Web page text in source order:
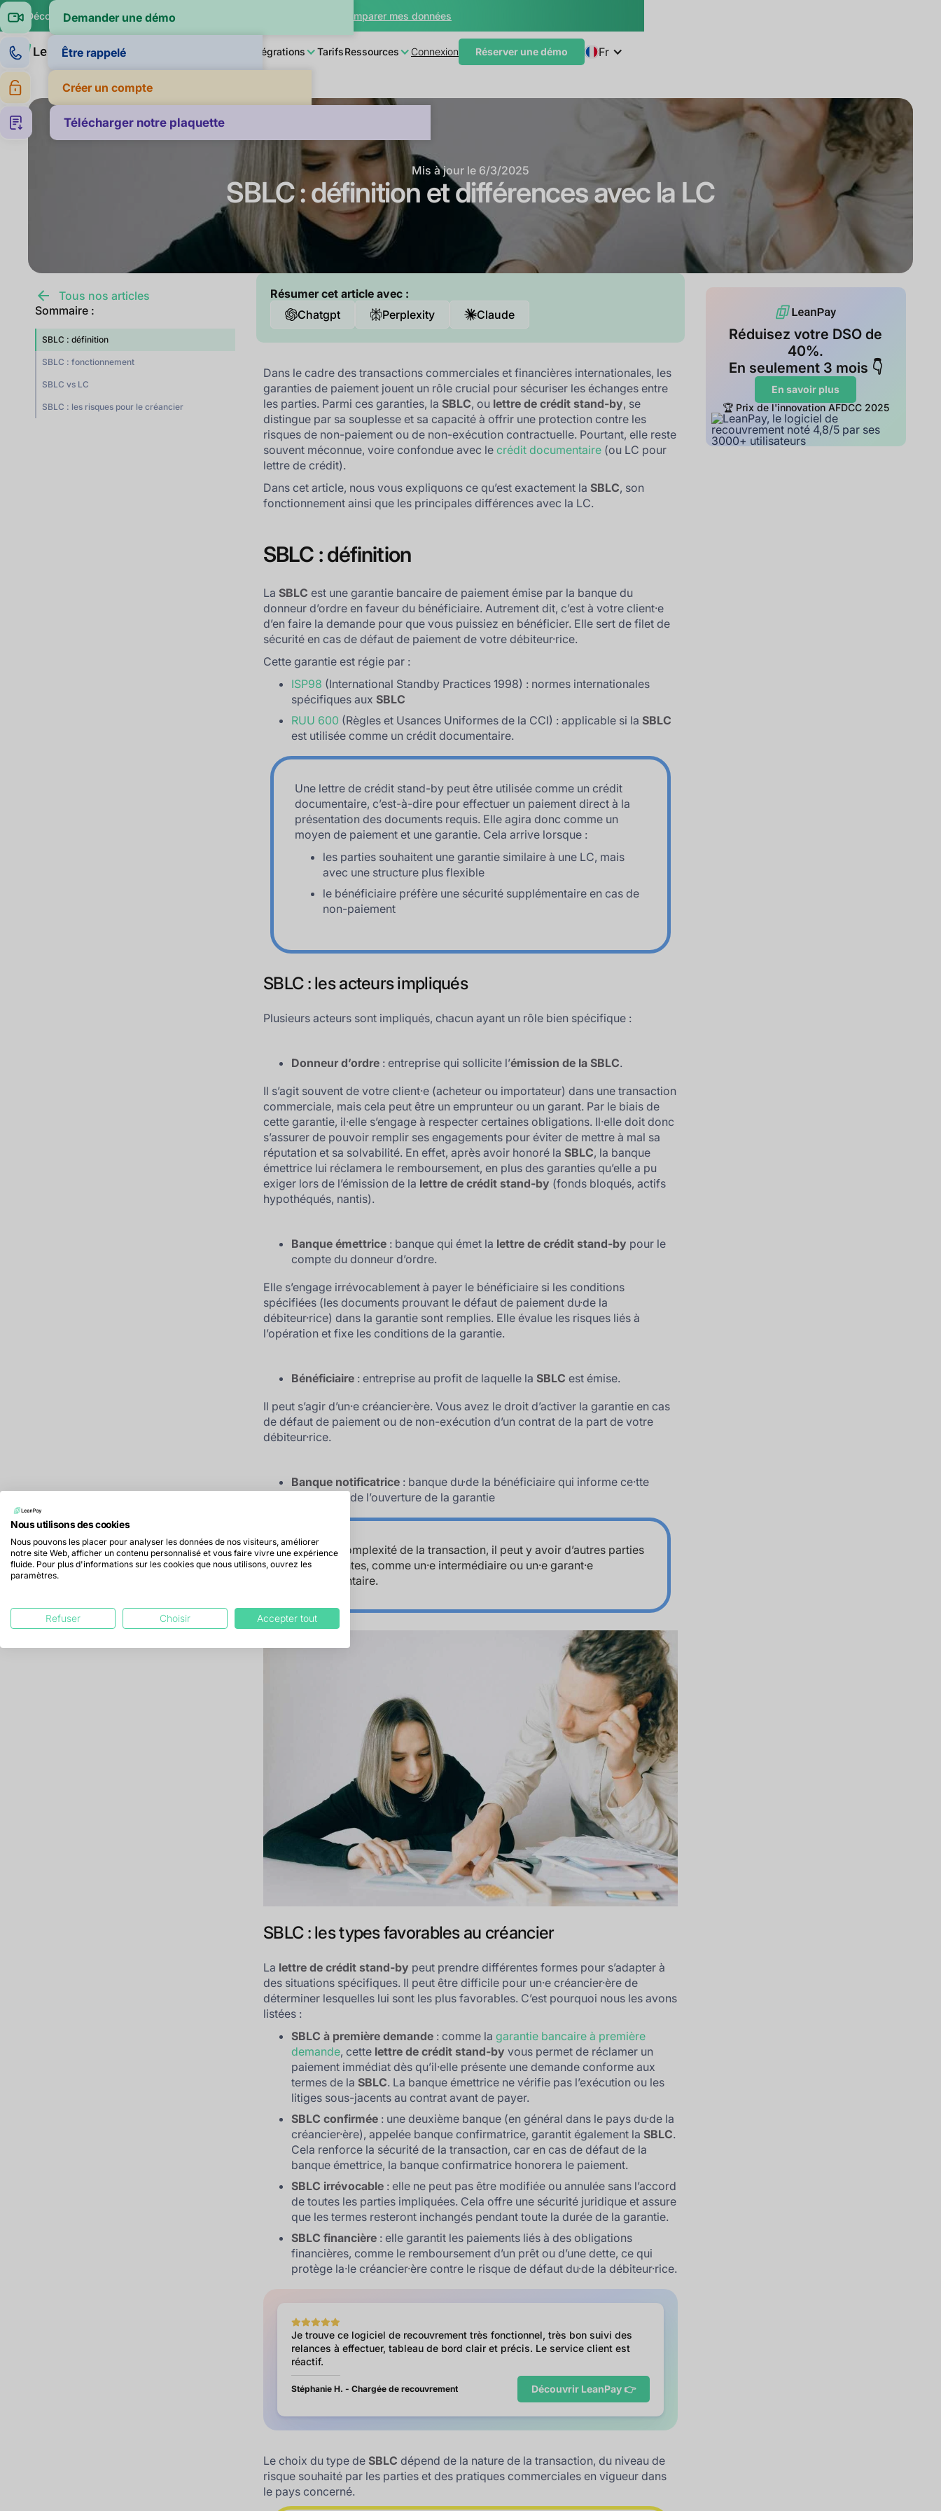
🔍 Découvrez si vos clients paient dans la moyenne de leur secteur Comparer mes données
Produit Intégrations TarifsRessources Connexion Réserver une démo Fr
Demander une démo
Être rappelé
Créer un compte
Télécharger notre plaquette
Mis à jour le 6/3/2025
SBLC : définition et différences avec la LC
Tous nos articles
Sommaire :
SBLC : définition
SBLC : fonctionnement
SBLC vs LC
SBLC : les risques pour le créancier
Résumer cet article avec :
Chatgpt
Perplexity Claude
Dans le cadre des transactions commerciales et financières internationales, les
garanties de paiement jouent un rôle crucial pour sécuriser les échanges entre
les parties. Parmi ces garanties, laSBLC, ou lettre de crédit stand-by, se
distingue par sa souplesse et sa capacité à offrir une protection contre les
risques de non-paiement ou de non-exécution contractuelle. Pourtant, elle reste
souvent méconnue, voire confondue avec lecrédit documentaire (ou LC pour
lettre de crédit).
Dans cet article, nous vous expliquons ce qu’est exactement laSBLC, son
fonctionnement ainsi que les principales différences avec la LC.
SBLC : définition
LaSBLC est une garantie bancaire de paiement émise par la banque du
donneur d’ordre en faveur du bénéficiaire. Autrement dit, c’est à votre client·e
d’en faire la demande pour que vous puissiez en bénéficier. Elle sert de filet de
sécurité en cas de défaut de paiement de votre débiteur·rice.
Cette garantie est régie par :
ISP98 (International Standby Practices 1998) : normes internationales
spécifiques auxSBLC
RUU 600 (Règles et Usances Uniformes de la CCI) : applicable si laSBLC
est utilisée comme un crédit documentaire.
Une lettre de crédit stand-by peut être utilisée comme un crédit
documentaire, c’est-à-dire pour effectuer un paiement direct à la
présentation des documents requis. Elle agira donc comme un
moyen de paiement et une garantie. Cela arrive lorsque :
les parties souhaitent une garantie similaire à une LC, mais
avec une structure plus flexible
le bénéficiaire préfère une sécurité supplémentaire en cas de
non-paiement
SBLC : les acteurs impliqués
Plusieurs acteurs sont impliqués, chacun ayant un rôle bien spécifique :
Donneur d’ordre : entreprise qui sollicite l’émission de la SBLC.
Il s’agit souvent de votre client·e (acheteur ou importateur) dans une transaction
commerciale, mais cela peut être un emprunteur ou un garant. Par le biais de
cette garantie, il·elle s’engage à respecter certaines obligations. Il·elle doit donc
s’assurer de pouvoir remplir ses engagements pour éviter de mettre à mal sa
réputation et sa solvabilité. En effet, après avoir honoré laSBLC, la banque
émettrice lui réclamera le remboursement, en plus des garanties qu’elle a pu
exiger lors de l’émission de la lettre de crédit stand-by (fonds bloqués, actifs
hypothéqués, nantis).
Banque émettrice : banque qui émet la lettre de crédit stand-by pour le
compte du donneur d’ordre.
Elle s’engage irrévocablement à payer le bénéficiaire si les conditions
spécifiées (les documents prouvant le défaut de paiement du·de la
débiteur·rice) dans la garantie sont remplies. Elle évalue les risques liés à
l’opération et fixe les conditions de la garantie.
Bénéficiaire : entreprise au profit de laquelle laSBLC est émise.
Il peut s’agir d’un·e créancier·ère. Vous avez le droit d’activer la garantie en cas
de défaut de paiement ou de non-exécution d’un contrat de la part de votre
débiteur·rice.
Banque notificatrice : banque du·de la bénéficiaire qui informe ce·tte
dernier·ère de l’ouverture de la garantie
Selon la complexité de la transaction, il peut y avoir d’autres parties
contractantes, comme un·e intermédiaire ou un·e garant·e
supplémentaire.
SBLC : les types favorables au créancier
La lettre de crédit stand-by peut prendre différentes formes pour s’adapter à
des situations spécifiques. Il peut être difficile pour un·e créancier·ère de
déterminer lesquelles lui sont les plus favorables. C’est pourquoi nous les avons
listées :
SBLC à première demande : comme lagarantie bancaire à première
demande, cette lettre de crédit stand-by vous permet de réclamer un
paiement immédiat dès qu’il·elle présente une demande conforme aux
termes de laSBLC. La banque émettrice ne vérifie pas l’exécution ou les
litiges sous-jacents au contrat avant de payer.
SBLC confirmée : une deuxième banque (en général dans le pays du·de la
créancier·ère), appelée banque confirmatrice, garantit également laSBLC.
Cela renforce la sécurité de la transaction, car en cas de défaut de la
banque émettrice, la banque confirmatrice honorera le paiement.
SBLC irrévocable : elle ne peut pas être modifiée ou annulée sans l’accord
de toutes les parties impliquées. Cela offre une sécurité juridique et assure
que les termes resteront inchangés pendant toute la durée de la garantie.
SBLC financière : elle garantit les paiements liés à des obligations
financières, comme le remboursement d’un prêt ou d’une dette, ce qui
protège la·le créancier·ère contre le risque de défaut du·de la débiteur·rice.
Je trouve ce logiciel de recouvrement très fonctionnel, très bon suivi des
relances à effectuer, tableau de bord clair et précis. Le service client est
réactif.
Stéphanie H. - Chargée de recouvrement Découvrir LeanPay 👉
Le choix du type deSBLC dépend de la nature de la transaction, du niveau de
risque souhaité par les parties et des pratiques commerciales en vigueur dans
le pays concerné.
Réduisez votre DSO de
40%.
En seulement 3 mois 👇
En savoir plus
🏆 Prix de l'innovation AFDCC 2025
Nous utilisons des cookies
Nous pouvons les placer pour analyser les données de nos visiteurs, améliorer
notre site Web, afficher un contenu personnalisé et vous faire vivre une expérience
fluide. Pour plus d'informations sur les cookies que nous utilisons, ouvrez les
paramètres.
Refuser Choisir Accepter tout